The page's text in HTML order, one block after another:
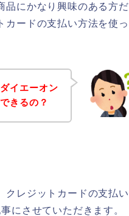
品にかなり興味のある方だ
カードの支払い方法を使っ
イエーオン
きるの？
クレジットカードの支払い
にさせていただきます。